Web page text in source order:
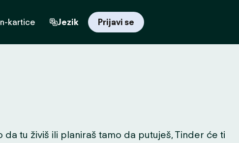
kartice Jezik Prijavi se
tu živiš ili planiraš tamo da putuješ, Tinder će ti